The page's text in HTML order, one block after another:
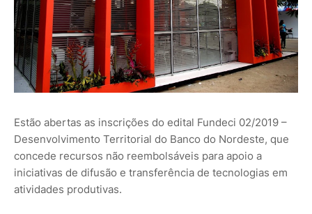
Estão abertas as inscrições do edital Fundeci 02/2019 –
Desenvolvimento Territorial do Banco do Nordeste, que
concede recursos não reembolsáveis para apoio a
iniciativas de difusão e transferência de tecnologias em
atividades produtivas.